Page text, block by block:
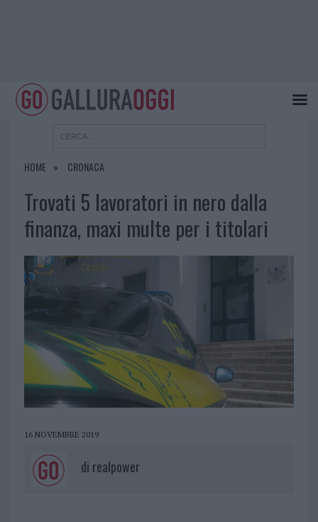
HOME CRONACA
Trovati 5 lavoratori in nero dalla
finanza, maxi multe per i titolari
16 NOVEMBRE 2019
di realpower